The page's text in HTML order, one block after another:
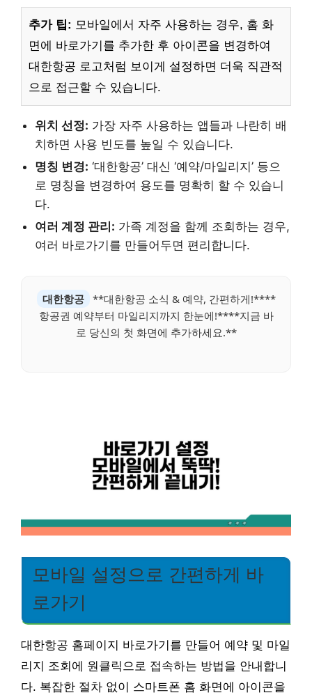
추가 팁: 모바일에서 자주 사용하는 경우, 홈 화
면에 바로가기를 추가한 후 아이콘을 변경하여
대한항공 로고처럼 보이게 설정하면 더욱 직관적
으로 접근할 수 있습니다.
위치 선정: 가장 자주 사용하는 앱들과 나란히 배
치하면 사용 빈도를 높일 수 있습니다.
명칭 변경: ‘대한항공’ 대신 ‘예약/마일리지’ 등으
로 명칭을 변경하여 용도를 명확히 할 수 있습니
다.
여러 계정 관리: 가족 계정을 함께 조회하는 경우,
여러 바로가기를 만들어두면 편리합니다.
대한항공
**대한항공 소식 & 예약, 간편하게!****
항공권 예약부터 마일리지까지 한눈에!****지금 바
로 당신의 첫 화면에 추가하세요.**
모바일 설정으로 간편하게 바
로가기
대한항공 홈페이지 바로가기를 만들어 예약 및 마일
리지 조회에 원클릭으로 접속하는 방법을 안내합니
다. 복잡한 절차 없이 스마트폰 홈 화면에 아이콘을